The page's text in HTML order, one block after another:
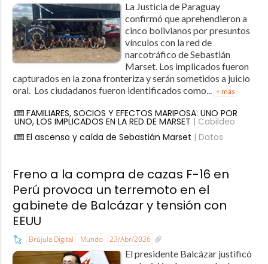
La Justicia de Paraguay
confirmó que aprehendieron a
cinco bolivianos por presuntos
vínculos con la red de
narcotráfico de Sebastián
Marset. Los implicados fueron
capturados en la zona fronteriza y serán sometidos a juicio
oral. Los ciudadanos fueron identificados como... + más
FAMILIARES, SOCIOS Y EFECTOS MARIPOSA: UNO POR
UNO, LOS IMPLICADOS EN LA RED DE MARSET | Cabildeo
El ascenso y caída de Sebastián Marset | Datos
Freno a la compra de cazas F-16 en
Perú provoca un terremoto en el
gabinete de Balcázar y tensión con
EEUU
Brújula Digital Mundo 23/Abr/2026
El presidente Balcázar justificó